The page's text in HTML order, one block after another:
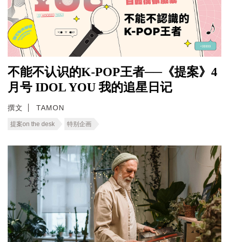
不能不认识的K-POP王者──《提案》4
月号 IDOL YOU 我的追星日记
撰文 TAMON
提案on the desk 特别企画